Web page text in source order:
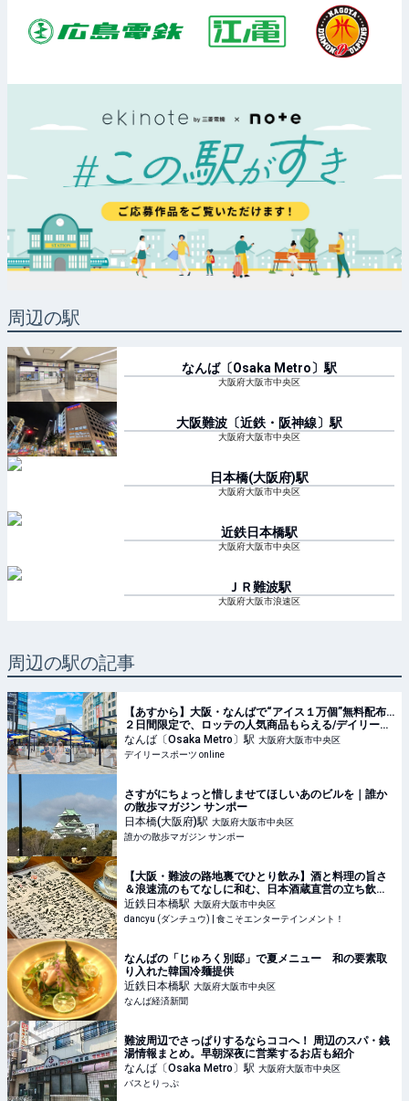
周辺の駅
なんば〔Osaka Metro〕 駅
大阪府大阪市中央区
大阪難波〔近鉄・阪神線〕 駅
大阪府大阪市中央区
日本橋(大阪府)駅
大阪府大阪市中央区
近鉄日本橋駅
大阪府大阪市中央区
ＪＲ難波駅
大阪府大阪市浪速区
周辺の駅の記事
【あすから】大阪・なんばで“アイス１万個”無料配布…
２日間限定で、ロッテの人気商品もらえる/デイリース
ポーツ online
なんば〔Osaka Metro〕駅 大阪府大阪市中央区
デイリースポーツ online
さすがにちょっと惜しませてほしいあのビルを｜誰か
の散歩マガジン サンポー
日本橋(大阪府)駅 大阪府大阪市中央区
誰かの散歩マガジン サンポー
【大阪・難波の路地裏でひとり飲み】酒と料理の旨さ
＆浪速流のもてなしに和む、日本酒蔵直営の立ち飲み |
dancyu (ダンチュウ) | 食こそエンターテインメント！
近鉄日本橋駅 大阪府大阪市中央区
dancyu (ダンチュウ) | 食こそエンターテインメント！
なんばの「じゅろく別邸」で夏メニュー 和の要素取
り入れた韓国冷麺提供
近鉄日本橋駅 大阪府大阪市中央区
なんば経済新聞
難波周辺でさっぱりするならココへ！ 周辺のスパ・銭
湯情報まとめ。早朝深夜に営業するお店も紹介
なんば〔Osaka Metro〕駅 大阪府大阪市中央区
バスとりっぷ